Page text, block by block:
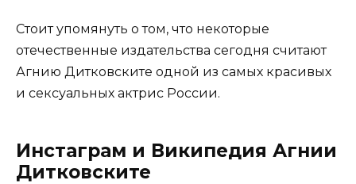
Стоит упомянуть о том, что некоторые
отечественные издательства сегодня считают
Агнию Дитковските одной из самых красивых
и сексуальных актрис России.
Инстаграм и Википедия Агнии
Дитковските